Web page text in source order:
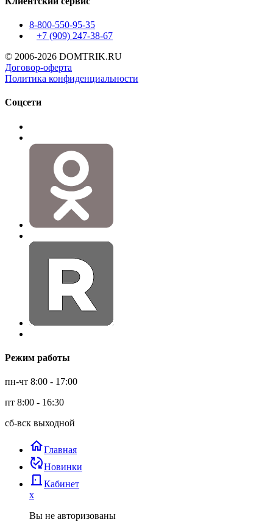
8-800-550-95-35
+7 (909) 247-38-67
© 2006-2026 DOMTRIK.RU
Договор-оферта
Политика конфиденциальности
Соцсети
Режим работы
пн-чт 8:00 - 17:00
пт 8:00 - 16:30
сб-вск выходной
homeГлавная
published_with_changesНовинки
door_back Кабинет
x
Вы не авторизованы